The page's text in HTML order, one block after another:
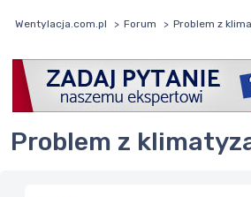
Wentylacja.com.pl Forum Problem z
Problem z